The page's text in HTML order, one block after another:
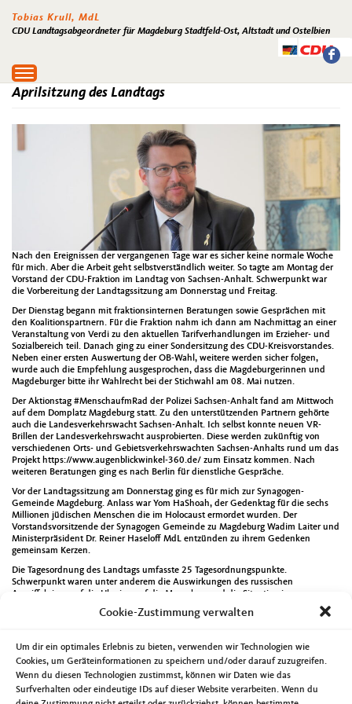
Cookie-Zustimmung verwalten
Um dir ein optimales Erlebnis zu bieten, verwenden wir Technologien wie
Cookies, um Geräteinformationen zu speichern und/oder darauf zuzugreifen.
Wenn du diesen Technologien zustimmst, können wir Daten wie das
Surfverhalten oder eindeutige IDs auf dieser Website verarbeiten. Wenn du
Tobias Krull, MdL
CDU Landtagsabgeordneter für Magdeburg Stadtfeld-Ost, Altstadt und Ostelbien
Toggle
navigation
Aprilsitzung des Landtags
Nach den Ereignissen der vergangenen Tage war es sicher keine normale Woche
für mich. Aber die Arbeit geht selbstverständlich weiter. So tagte am Montag der
Vorstand der CDU-Fraktion im Landtag von Sachsen-Anhalt. Schwerpunkt war
die Vorbereitung der Landtagssitzung am Donnerstag und Freitag.
Der Dienstag begann mit fraktionsinternen Beratungen sowie Gesprächen mit
den Koalitionspartnern. Für die Fraktion nahm ich dann am Nachmittag an einer
Veranstaltung von Verdi zu den aktuellen Tarifverhandlungen im Erzieher- und
Sozialbereich teil. Danach ging zu einer Sondersitzung des CDU-Kreisvorstandes.
Neben einer ersten Auswertung der OB-Wahl, weitere werden sicher folgen,
wurde auch die Empfehlung ausgesprochen, dass die Magdeburgerinnen und
Magdeburger bitte ihr Wahlrecht bei der Stichwahl am 08. Mai nutzen.
Der Aktionstag #MenschaufmRad der Polizei Sachsen-Anhalt fand am Mittwoch
auf dem Domplatz Magdeburg statt. Zu den unterstützenden Partnern gehörte
auch die Landesverkehrswacht Sachsen-Anhalt. Ich selbst konnte neuen VR-
Brillen der Landesverkehrswacht ausprobierten. Diese werden zukünftig von
verschiedenen Orts- und Gebietsverkehrswachten Sachsen-Anhalts rund um das
Projekt https://www.augenblickwinkel-360.de/ zum Einsatz kommen. Nach
weiteren Beratungen ging es nach Berlin für dienstliche Gespräche.
Vor der Landtagssitzung am Donnerstag ging es für mich zur Synagogen-
Gemeinde Magdeburg. Anlass war Yom HaShoah, der Gedenktag für die sechs
Millionen jüdischen Menschen die im Holocaust ermordet wurden. Der
Vorstandsvorsitzende der Synagogen Gemeinde zu Magdeburg Wadim Laiter und
Ministerpräsident Dr. Reiner Haseloff MdL entzünden zu ihrem Gedenken
gemeinsam Kerzen.
Die Tagesordnung des Landtags umfasste 25 Tagesordnungspunkte.
Schwerpunkt waren unter anderem die Auswirkungen des russischen
Angriffskriegs auf die Ukraine auf die Menschen und die Situation in unserem
Land. Für meine Landtagsfraktion habe ich dreimal das Wort ergriffen. Bei der
ersten Rede ging es um die geplante Änderung des Glückspielstaatsvertrages.
thematisierte ich als Einbringer für die Koalitionsfraktionen. In meiner dritten
Rede ging es um die Mindestbauverordnung des Wohn- und Teilhabegesetzes.
Jetzt sind 193 Reden die ich im Hohen Hause halten durfte.
Im Rahmen des Zukunftstages hatte ich am Donnerstag auch ein Gespräch mit
Kinder- und Jugendlichen um Sie über die Arbeit im Landtag zu informieren.